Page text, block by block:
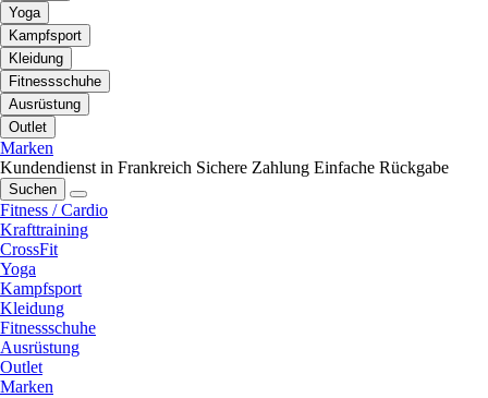
Yoga
Kampfsport
Kleidung
Fitnessschuhe
Ausrüstung
Outlet
Marken
Kundendienst in Frankreich Sichere Zahlung Einfache Rückgabe
Suchen
Fitness / Cardio
Krafttraining
CrossFit
Yoga
Kampfsport
Kleidung
Fitnessschuhe
Ausrüstung
Outlet
Marken